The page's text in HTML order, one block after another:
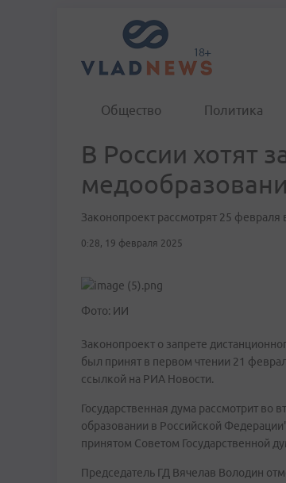
Общество Политика
В России хотят
Законопроект рассмотрят 25 февраля
0:28, 19 февраля 2025
Фото: ИИ
Законопроект о запрете
был принят в первом чтении 21
ссылкой на РИА Новости.
Государственная дума рассмотрит
образовании в Российской
принятом Советом Государственной
Председатель ГД Вячелав Володин